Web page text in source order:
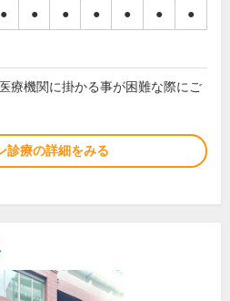
● ● ● ● ● ● ●
療機関に掛かる事が困難な際にご
診療の詳細をみる